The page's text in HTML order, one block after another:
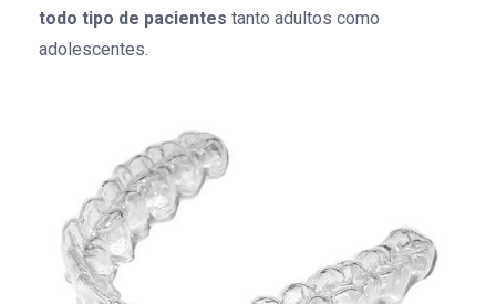
todo tipo de pacientes tanto adultos como
adolescentes.